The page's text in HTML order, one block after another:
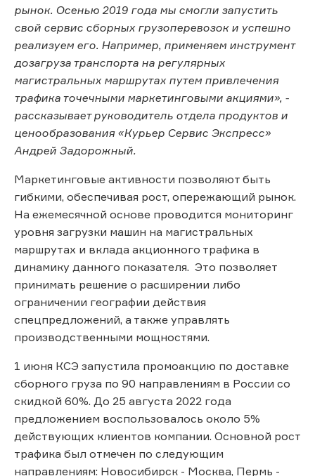
рынок. Осенью 2019 года мы смогли запустить
свой сервис сборных грузоперевозок и успешно
реализуем его. Например, применяем инструмент
дозагруза транспорта на регулярных
магистральных маршрутах путем привлечения
трафика точечными маркетинговыми акциями», -
рассказывает руководитель отдела продуктов и
ценообразования «Курьер Сервис Экспресс»
Андрей Задорожный.
Маркетинговые активности позволяют быть
гибкими, обеспечивая рост, опережающий рынок.
На ежемесячной основе проводится мониторинг
уровня загрузки машин на магистральных
маршрутах и вклада акционного трафика в
динамику данного показателя. Это позволяет
принимать решение о расширении либо
ограничении географии действия
спецпредложений, а также управлять
производственными мощностями.
1 июня КСЭ запустила промоакцию по доставке
сборного груза по 90 направлениям в России со
скидкой 60%. До 25 августа 2022 года
предложением воспользовалось около 5%
действующих клиентов компании. Основной рост
трафика был отмечен по следующим
направлениям: Новосибирск - Москва, Пермь -